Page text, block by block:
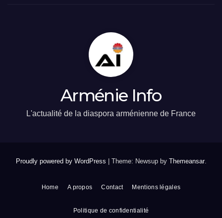
Arménie Info
L'actualité de la diaspora arménienne de France
Proudly powered by WordPress | Theme: Newsup by Themeansar.
Home A propos Contact Mentions légales
Politique de confidentialité